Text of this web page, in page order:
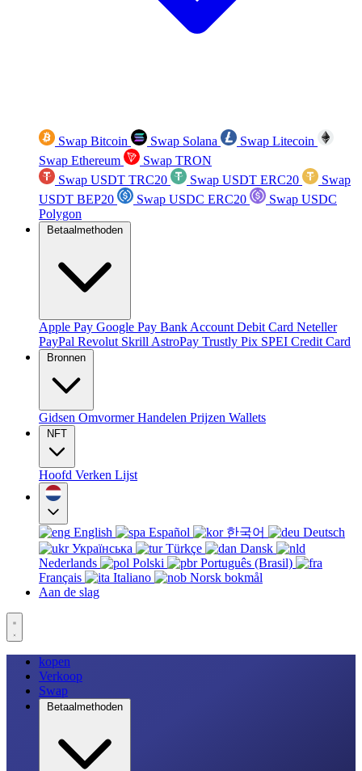
Swap Bitcoin Swap Solana
Swap Litecoin
Swap Ethereum
Swap TRON
Swap USDT TRC20
Swap USDT ERC20
Swap
USDT BEP20
Swap USDC ERC20
Swap USDC
Polygon
Betaalmethoden
Apple Pay Google Pay Bank Account Debit Card Neteller
PayPal Revolut Skrill AstroPay Trustly Pix SPEI Credit Card
Bronnen
Gidsen OmvormerHandelen Prijzen Wallets
NFT
Hoofd Verken Lijst
English Español 한국어
Deutsch
Українська
Türkçe
Dansk
Nederlands
Polski
Português (Brasil)
Français
Italiano
Norsk bokmål
Aan de slag
kopen
Verkoop
Swap
Betaalmethoden